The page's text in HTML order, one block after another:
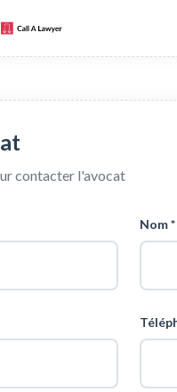
contacter l'avocat
Nom *